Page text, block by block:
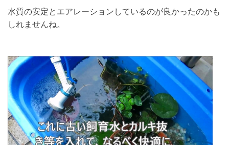
水質の安定とエアレーションしているのが良かったのかも
しれませんね。